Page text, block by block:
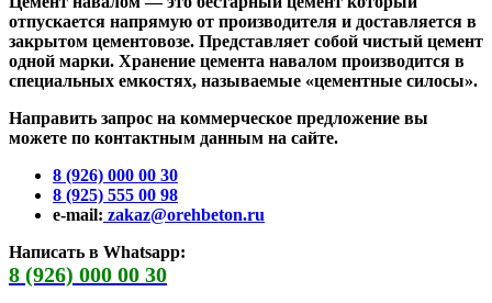
отпускается напрямую от производителя и доставляется в
закрытом цементовозе. Представляет собой чистый цемент
одной марки. Хранение цемента навалом производится в
специальных емкостях, называемые «цементные силосы».
Направить запрос на коммерческое предложение вы
можете по контактным данным на сайте.
8 (926) 000 00 30
8 (925) 555 00 98
e-mail: zakaz@orehbeton.ru
Написать в Whatsapp:
8 (926) 000 00 30